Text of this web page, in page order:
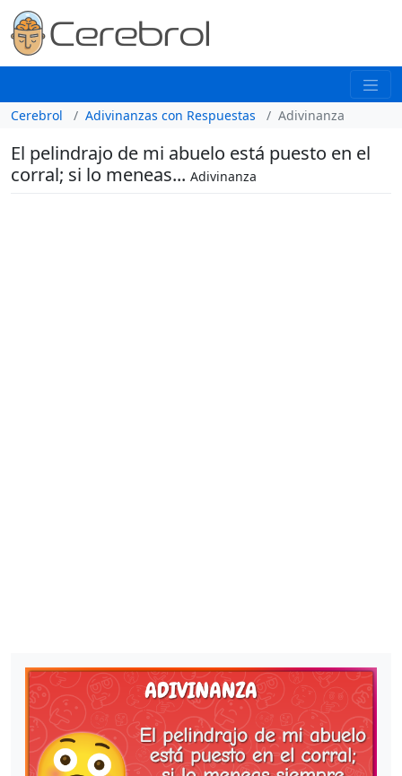
Cerebrol Adivinanzas con Respuestas Adivinanza
El pelindrajo de mi abuelo está puesto en el
corral; si lo meneas... Adivinanza